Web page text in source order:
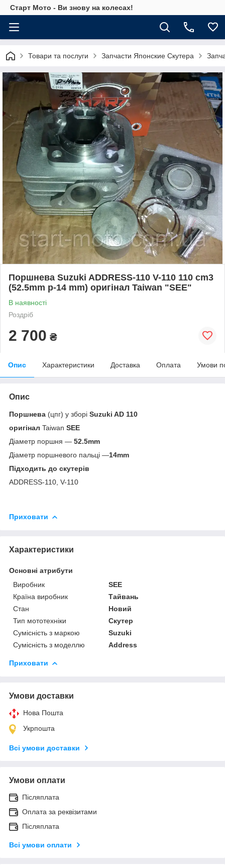
Старт Мото - Ви знову на колесах!
Товари та послуги Запчасти Японские Скутера
Поршнева Suzuki ADDRESS-110 V-110 110 cm3
(52.5mm p-14 mm) оригінал Taiwan "SEE"
В наявності
Роздріб
2 700 ₴
Опис Характеристики Доставка Оплата Умови
Опис
Поршнева (цпг) у зборі Suzuki AD 110
оригінал Taiwan SEE
Діаметр поршня — 52.5mm
Діаметр поршневого пальці —14mm
Підходить до скутерів
ADDRESS-110, V-110
Приховати
Характеристики
Основні атрибути
Виробник
SEE
Країна виробник
Тайвань
Стан
Новий
Тип мототехніки
Скутер
Сумісність з маркою
Suzuki
Сумісність з моделлю
Address
Приховати
Умови доставки
Нова Пошта
Укрпошта
Всі умови доставки
Умови оплати
Післяплата
Оплата за реквізитами
Післяплата
Всі умови оплати